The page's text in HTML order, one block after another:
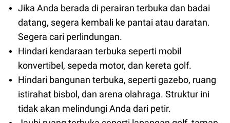
Jika Anda berada di perairan terbuka dan badai
datang, segera kembali ke pantai atau daratan.
Segera cari perlindungan.
Hindari kendaraan terbuka seperti mobil
konvertibel, sepeda motor, dan kereta golf.
Hindari bangunan terbuka, seperti gazebo, ruang
istirahat bisbol, dan arena olahraga. Struktur ini
tidak akan melindungi Anda dari petir.